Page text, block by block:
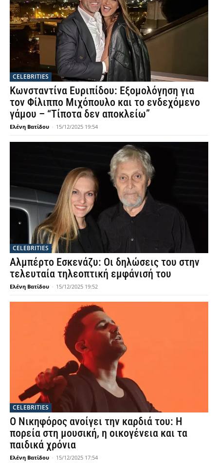
CELEBRITIES
Κωνσταντίνα Ευριπίδου: Εξομολόγηση για
τον Φίλιππο Μιχόπουλο και το ενδεχόμενο
γάμου – “Τίποτα δεν αποκλείω”
Ελένη Βατίδου - 15/12/2025 19:54
CELEBRITIES
Αλμπέρτο Εσκενάζυ: Οι δηλώσεις του στην
τελευταία τηλεοπτική εμφάνισή του
Ελένη Βατίδου - 15/12/2025 19:52
CELEBRITIES
Ο Νικηφόρος ανοίγει την καρδιά του: Η
πορεία στη μουσική, η οικογένεια και τα
παιδικά χρόνια
Ελένη Βατίδου - 15/12/2025 17:54